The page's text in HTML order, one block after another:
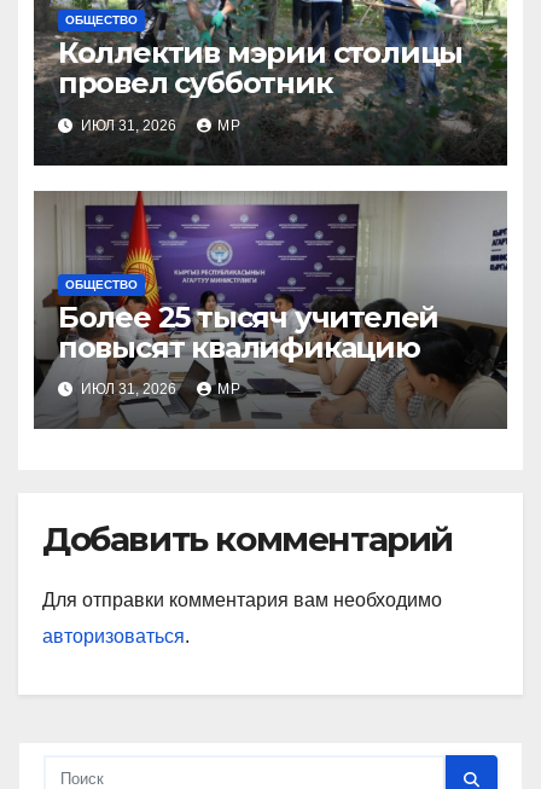
ОБЩЕСТВО
Коллектив мэрии столицы
провел субботник
ИЮЛ 31, 2026 MP
ОБЩЕСТВО
Более 25 тысяч учителей
повысят квалификацию
ИЮЛ 31, 2026 MP
Добавить комментарий
Для отправки комментария вам необходимо
авторизоваться.